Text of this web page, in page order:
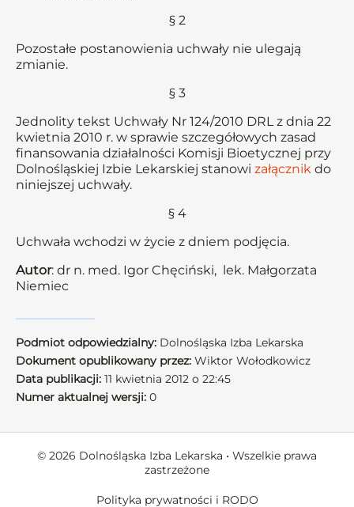
§ 2
Pozostałe postanowienia uchwały nie ulegają
zmianie.
§ 3
Jednolity tekst Uchwały Nr 124/2010 DRL z dnia 22
kwietnia 2010 r. w sprawie szczegółowych zasad
finansowania działalności Komisji Bioetycznej przy
Dolnośląskiej Izbie Lekarskiej stanowi załącznik do
niniejszej uchwały.
§ 4
Uchwała wchodzi w życie z dniem podjęcia.
Autor: dr n. med. Igor Chęciński, lek. Małgorzata
Niemiec
Podmiot odpowiedzialny: Dolnośląska Izba Lekarska
Dokument opublikowany przez: Wiktor Wołodkowicz
Data publikacji: 11 kwietnia 2012 o 22:45
Numer aktualnej wersji: 0
© 2026 Dolnośląska Izba Lekarska • Wszelkie prawa
zastrzeżone
Polityka prywatności i RODO